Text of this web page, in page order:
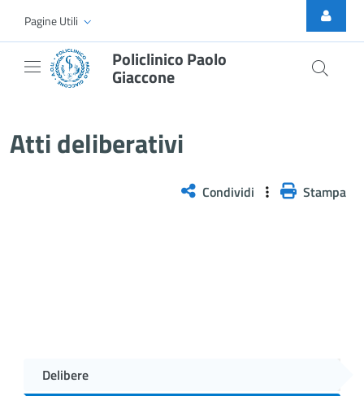
Skip to Main Content
Pagine Utili
Policlinico Paolo
Giaccone
Atti deliberativi
Condividi Stampa
Delibere